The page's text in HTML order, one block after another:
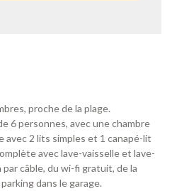
proche de la plage.
6 personnes, avec une chambre
avec 2 lits simples et 1 canapé-lit
avec lave-vaisselle et lave-
câble, du wi-fi gratuit, de la
dans le garage.